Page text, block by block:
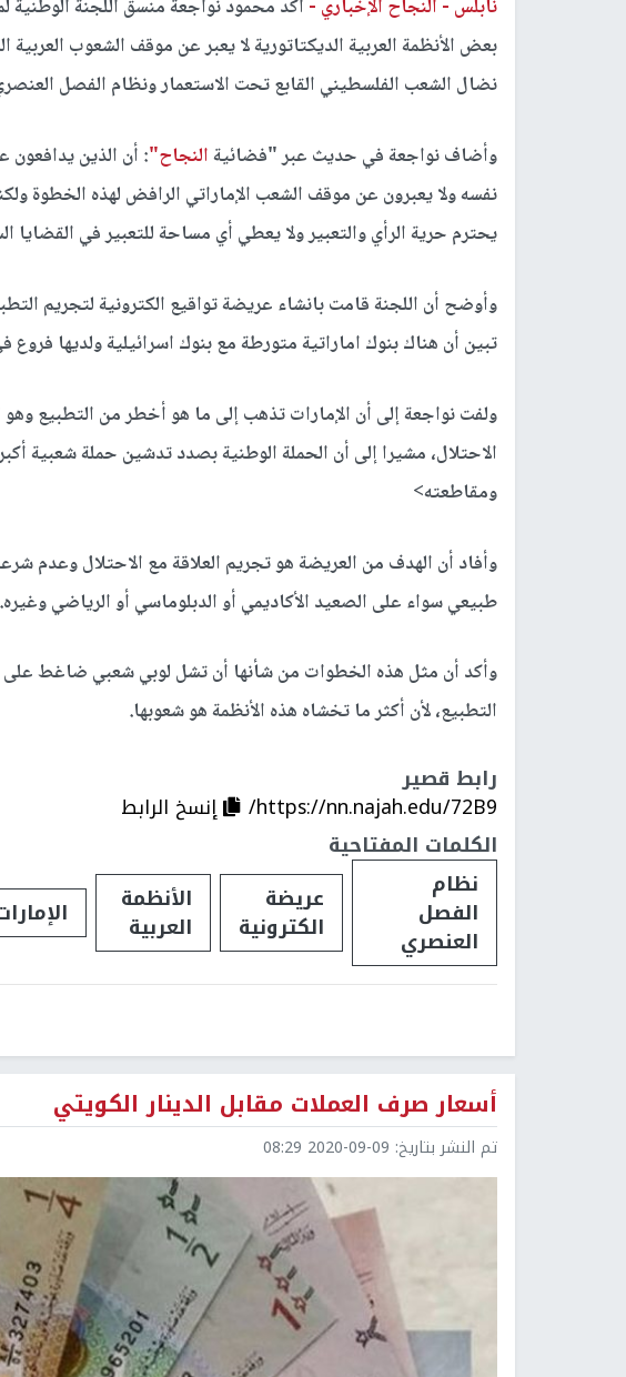
نابلس - النجاح الإخباري - أكد محمود نواجعة منسق اللجنة
بعض الأنظمة العربية الديكتاتورية لا يعبر عن موقف الشعوب
نضال الشعب الفلسطيني القابع تحت الاستعمار ونظام الفصل
وأضاف نواجعة في حديث عبر "فضائيةالنجاح": أن الذين
نفسه ولا يعبرون عن موقف الشعب الإماراتي الرافض لهذه الخطوة
يحترم حرية الرأي والتعبير ولا يعطي أي مساحة للتعبير في القضايا
وأوضح أن اللجنة قامت بانشاء عريضة تواقيع الكترونية لتجريم
تبين أن هناك بنوك اماراتية متورطة مع بنوك اسرائيلية ولديها
ولفت نواجعة إلى أن الإمارات تذهب إلى ما هو أخطر من التطبيع
الاحتلال، مشيرا إلى أن الحملة الوطنية بصدد تدشين حملة شعبية
ومقاطعته>
وأفاد أن الهدف من العريضة هو تجريم العلاقة مع الاحتلال وعدم
طبيعي سواء على الصعيد الأكاديمي أو الدبلوماسي أو الرياضي وغيره.
وأكد أن مثل هذه الخطوات من شأنها أن تشل لوبي شعبي ضاغط على
التطبيع، لأن أكثر ما تخشاه هذه الأنظمة هو شعوبها.
رابط قصير
https://nn.najah.edu/72B9/
إنسخ الرابط
الكلمات المفتاحية
نظام
الفصل
العنصري
عريضة
الكترونية
الأنظمة
العربية
أسعار صرف العملات مقابل الدينار الكويتي
تم النشر بتاريخ: 2020-09-09 08:29